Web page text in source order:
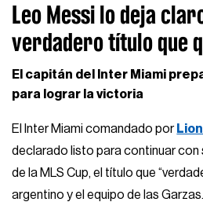
Leo Messi lo deja
verdadero título que
El capitán del Inter Miami
para lograr la victoria
El Inter Miami comandado por
declarado listo para continuar con
de la MLS Cup, el título que
argentino y el equipo de las Garzas.